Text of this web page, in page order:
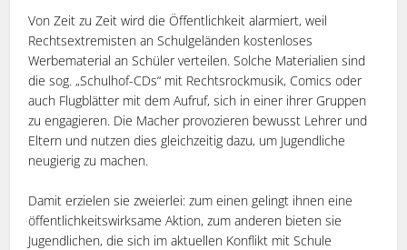
Von Zeit zu Zeit wird die Öffentlichkeit alarmiert, weil
Rechtsextremisten an Schulgeländen kostenloses
Werbematerial an Schüler verteilen. Solche Materialien sind
die sog. „Schulhof-CDs“ mit Rechtsrockmusik, Comics oder
auch Flugblätter mit dem Aufruf, sich in einer ihrer Gruppen
zu engagieren. Die Macher provozieren bewusst Lehrer und
Eltern und nutzen dies gleichzeitig dazu, um Jugendliche
neugierig zu machen.
Damit erzielen sie zweierlei: zum einen gelingt ihnen eine
öffentlichkeitswirksame Aktion, zum anderen bieten sie
Jugendlichen, die sich im aktuellen Konflikt mit Schule